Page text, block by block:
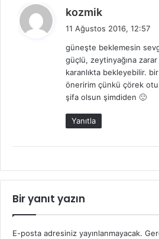
kozmik
i
k
i
11 Ağustos 2016, 12:57
güneşte beklemesin
güçlü, zeytinyağına zarar
karanlıkta bekleyebilir. bir
öneririm çünkü çörek
şifa olsun şimdiden 🙂
Yanıtla
Bir yanıt yazın
E-posta adresiniz yayınlanmayacak.